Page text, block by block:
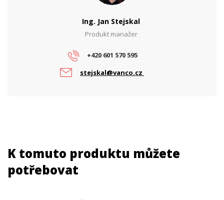
Ing. Jan Stejskal
Produkt manažer
+420 601 570 595
stejskal@vanco.cz
K tomuto produktu můžete
potřebovat